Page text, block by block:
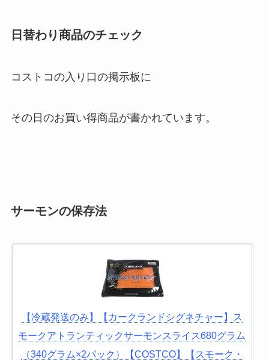
日替わり商品のチェック
コストコの入り口の掲示板に
その日のお買い得商品が書かれています。
サーモンの保存法
【冷蔵発送のみ】【カークランドシグネチャー】ス
モークアトランティックサーモンスライス680グラム
（340グラム×2パック）【COSTCO】【スモーク・